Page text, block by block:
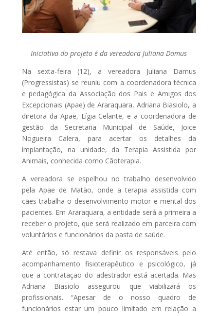
Iniciativa do projeto é da vereadora Juliana Damus
Na sexta-feira (12), a vereadora Juliana Damus
(Progressistas) se reuniu com a coordenadora técnica
e pedagógica da Associação dos Pais e Amigos dos
Excepcionais (Apae) de Araraquara, Adriana Biasiolo, a
diretora da Apae, Lígia Celante, e a coordenadora de
gestão da Secretaria Municipal de Saúde, Joice
Nogueira Calera, para acertar os detalhes da
implantação, na unidade, da Terapia Assistida por
Animais, conhecida como Cãoterapia.
A vereadora se espelhou no trabalho desenvolvido
pela Apae de Matão, onde a terapia assistida com
cães trabalha o desenvolvimento motor e mental dos
pacientes. Em Araraquara, a entidade será a primeira a
receber o projeto, que será realizado em parceira com
voluntários e funcionários da pasta de saúde.
Até então, só restava definir os responsáveis pelo
acompanhamento fisioterapêutico e psicológico, já
que a contratação do adestrador está acertada. Mas
Adriana Biasiolo assegurou que viabilizará os
profissionais. “Apesar de o nosso quadro de
funcionários estar um pouco limitado em relação a